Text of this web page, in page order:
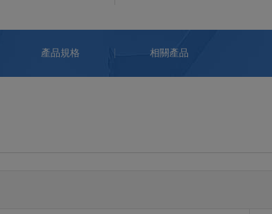
產品規格 相關產品